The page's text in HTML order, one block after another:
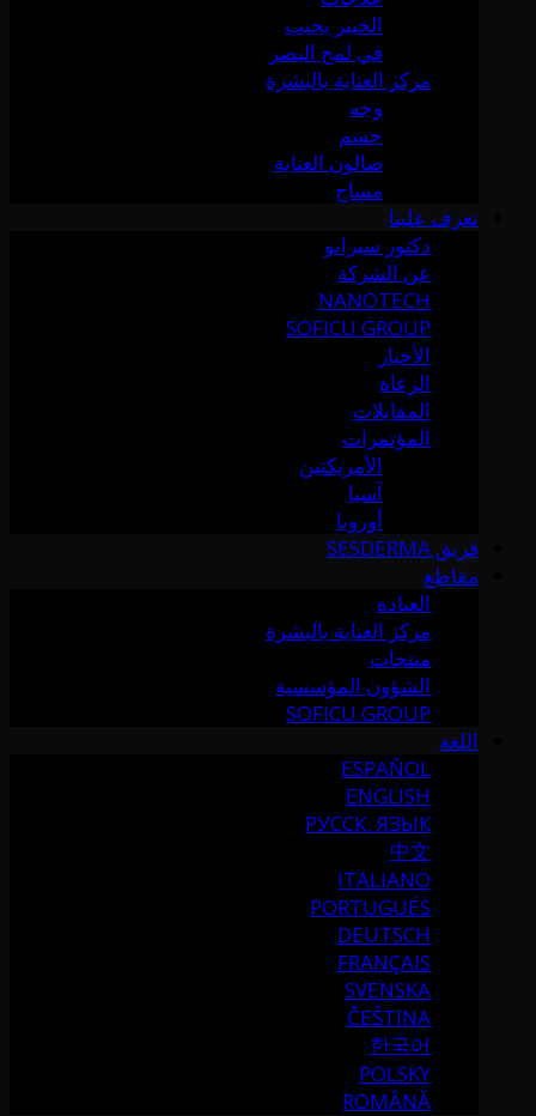
الخبير يجيب
في لمح البصر
مركز العناية بالبشرة
وجه
جسم
صالون العناية
مساج
تعرف علينا
دكتور سيرانو
عن الشركة
NANOTECH
SOFICU GROUP
الأخبار
الرعاة
المقابلات
المؤتمرات
الأمريكتين
آسيا
أوروبا
فريق SESDERMA
مقاطع
العيادة
مركز العناية بالبشرة
منتجات
الشؤون المؤسسية
SOFICU GROUP
اللغة
ESPAÑOL
ENGLISH
РУССК. ЯЗЫК
中文
ITALIANO
PORTUGUÉS
DEUTSCH
FRANÇAIS
SVENSKA
ČEŠTINA
한국어
POLSKY
ROMÂNĂ